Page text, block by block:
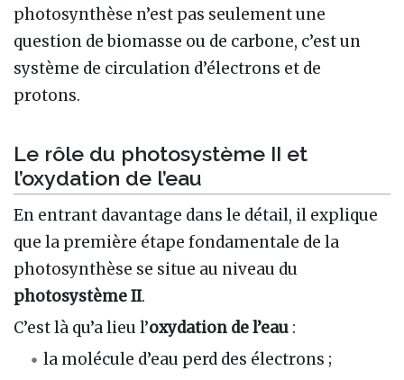
photosynthèse n’est pas seulement une
question de biomasse ou de carbone, c’est un
système de circulation d’électrons et de
protons.
Le rôle du photosystème II et
l’oxydation de l’eau
En entrant davantage dans le détail, il explique
que la première étape fondamentale de la
photosynthèse se situe au niveau du
photosystème II.
C’est là qu’a lieu l’oxydation de l’eau :
la molécule d’eau perd des électrons ;